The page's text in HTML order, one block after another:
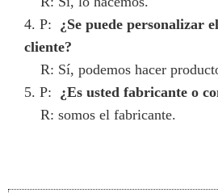
4. P: ¿Se puede personalizar
cliente?
R: Sí, podemos hacer
5. P: ¿Es usted fabricante o
R: somos el fabricante.